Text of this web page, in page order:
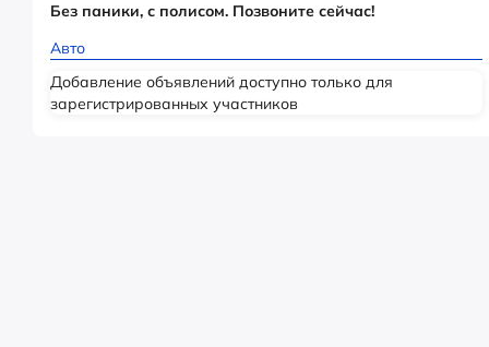
Без паники, с полисом. Позвоните сейчас!
Авто
Добавление объявлений доступно только для
зарегистрированных участников